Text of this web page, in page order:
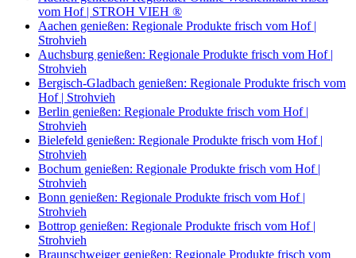
vom Hof | STROH VIEH ®
Aachen genießen: Regionale Produkte frisch vom Hof |
Strohvieh
Auchsburg genießen: Regionale Produkte frisch vom Hof |
Strohvieh
Bergisch-Gladbach genießen: Regionale Produkte frisch vom
Hof | Strohvieh
Berlin genießen: Regionale Produkte frisch vom Hof |
Strohvieh
Bielefeld genießen: Regionale Produkte frisch vom Hof |
Strohvieh
Bochum genießen: Regionale Produkte frisch vom Hof |
Strohvieh
Bonn genießen: Regionale Produkte frisch vom Hof |
Strohvieh
Bottrop genießen: Regionale Produkte frisch vom Hof |
Strohvieh
Braunschweiger genießen: Regionale Produkte frisch vom